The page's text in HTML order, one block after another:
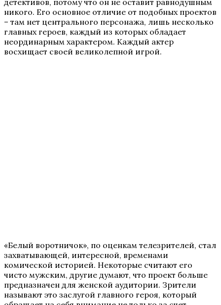
никого. Его основное отличие от подобных проектов
– там нет центрального персонажа, лишь несколько
главных героев, каждый из которых обладает
неординарным характером. Каждый актер
восхищает своей великолепной игрой.
«Белый воротничок», по оценкам телезрителей, стал
захватывающей, интересной, временами
комической историей. Некоторые считают его
чисто мужским, другие думают, что проект больше
предназначен для женской аудитории. Зрители
называют это заслугой главного героя, который